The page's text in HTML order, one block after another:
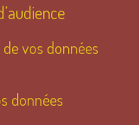
vos données
données